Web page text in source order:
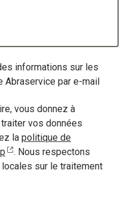
informations sur les
Abraservice par e-mail
vous donnez à
vos données
la politique de
. Nous respectons
sur le traitement